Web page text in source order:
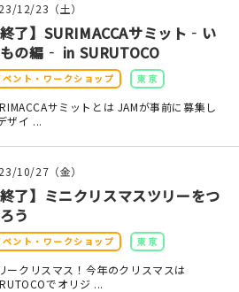
12/23（土）
終了】SURIMACCAサミット‐い
の編‐ in SURUTOCO
ベント・ワークショップ 東京
サミットとは JAMが事前に募集し
ザイ ...
10/27（金）
終了】ミニクリスマスツリーをつ
う
ベント・ワークショップ 東京
ークリスマス！今年のクリスマスは
でオリジ ...